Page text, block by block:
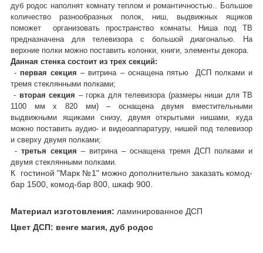
дуб родос наполнят комнату теплом и романтичностью.
. Большое
количество разнообразных полок, ниш, выдвижных ящиков
поможет организовать пространство комнаты. Ниша под ТВ
предназначена для телевизора с большой диагональю. На
верхние полки можно поставить колонки, книги, элементы декора.
Данная стенка состоит из трех секций:
- первая секция – витрина – оснащена пятью ДСП полками и
тремя стеклянными полками;
- вторая секция – горка для телевизора (размеры ниши для ТВ
1100 мм х 820 мм) – оснащена двумя вместительными
выдвижными ящиками снизу, двумя открытыми нишами, куда
можно поставить аудио- и видеоаппаратуру, нишей под телевизор
и сверху двумя полками;
- третья секция – витрина – оснащена тремя ДСП полками и
двумя стеклянными полками
К гостиной "Марк №1" можно дополнительно заказать комод-
бар 1500, комод-бар 800, шкаф 900.
Материал изготовления: ламинированное ДСП
Цвет ДСП: венге магия, дуб родос